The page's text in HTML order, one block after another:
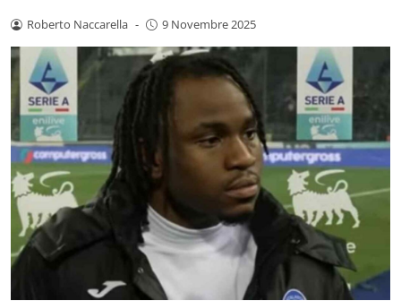
Roberto Naccarella - 9 Novembre 2025